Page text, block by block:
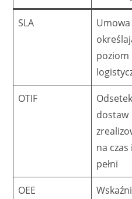
SLA
Umowa
poziom
OTIF
Odsetek
dostaw
na czas
pełni
OEE